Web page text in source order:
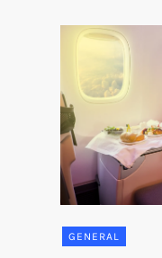
GENERAL